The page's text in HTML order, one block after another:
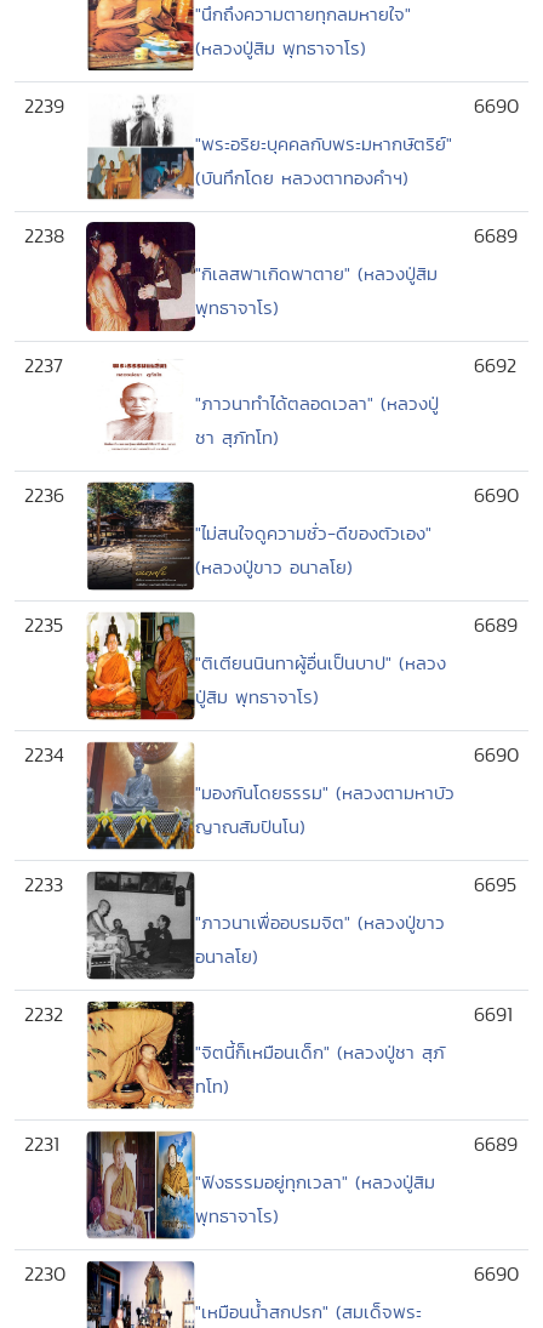
"นึกถึงความตายทุกลมหายใจ"
(หลวงปู่สิม พุทธาจาโร)
2239
"พระอริยะบุคคลกับพระมหากษัตริย์"
(บันทึกโดย หลวงตาทองคำฯ)
6690
2238
"กิเลสพาเกิดพาตาย" (หลวงปู่สิม
พุทธาจาโร)
6689
2237
"ภาวนาทำได้ตลอดเวลา" (หลวงปู่
ชา สุภัทโท)
6692
2236
"ไม่สนใจดูความชั่ว-ดีของตัวเอง"
(หลวงปู่ขาว อนาลโย)
6690
2235
"ติเตียนนินทาผู้อื่นเป็นบาป" (หลวง
ปู่สิม พุทธาจาโร)
6689
2234
"มองกันโดยธรรม" (หลวงตามหาบัว
ญาณสัมปันโน)
6690
2233
"ภาวนาเพื่ออบรมจิต" (หลวงปู่ขาว
อนาลโย)
6695
2232
"จิตนี้ก็เหมือนเด็ก" (หลวงปู่ชา สุภั
ทโท)
6691
2231
"ฟังธรรมอยู่ทุกเวลา" (หลวงปู่สิม
พุทธาจาโร)
6689
2230
"เหมือนน้ำสกปรก" (สมเด็จพระ
6690